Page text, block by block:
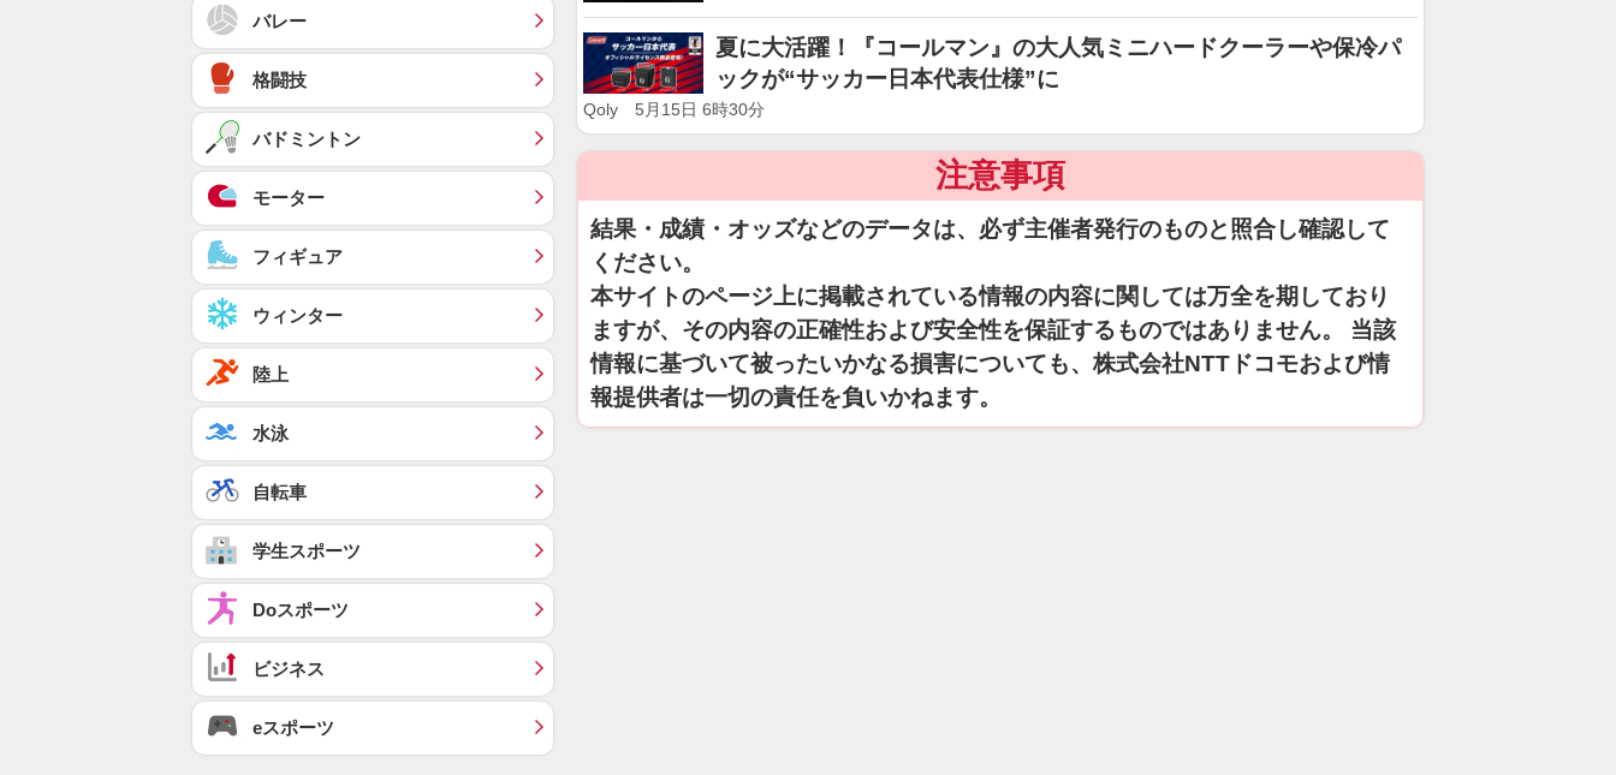
夏に大活躍！『コールマン』の大人気ミニハードクーラーや保冷パ
ックが“サッカー日本代表仕様”に
Qoly 5月15日 6時30分
注意事項
結果・成績・オッズなどのデータは、必ず主催者発行のものと照合し確認して
ください。
本サイトのページ上に掲載されている情報の内容に関しては万全を期しており
ますが、その内容の正確性および安全性を保証するものではありません。 当該
情報に基づいて被ったいかなる損害についても、株式会社NTTドコモおよび情
報提供者は一切の責任を負いかねます。
バレー
格闘技
バドミントン
モーター
フィギュア
ウィンター
陸上
水泳
自転車
学生スポーツ
Doスポーツ
ビジネス
eスポーツ